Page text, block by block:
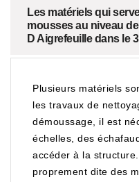
Les matériels qui
mousses au niveau
D Aigrefeuille dans le
Plusieurs matériels
les travaux de
démoussage, il est
échelles, des
accéder à la
proprement dite des